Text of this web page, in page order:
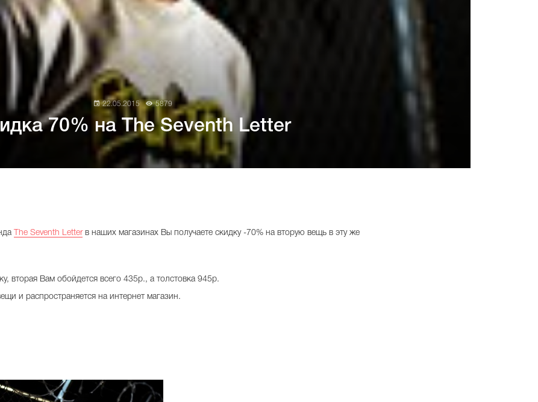
22.05.2015 5879
70% на The Seventh Letter
The Seventh Letterв наших магазинах Вы получаете скидку -70% на вторую вещь в эту же
вторая Вам обойдется всего 435р., а толстовка 945р.
и распространяется на интернет магазин.